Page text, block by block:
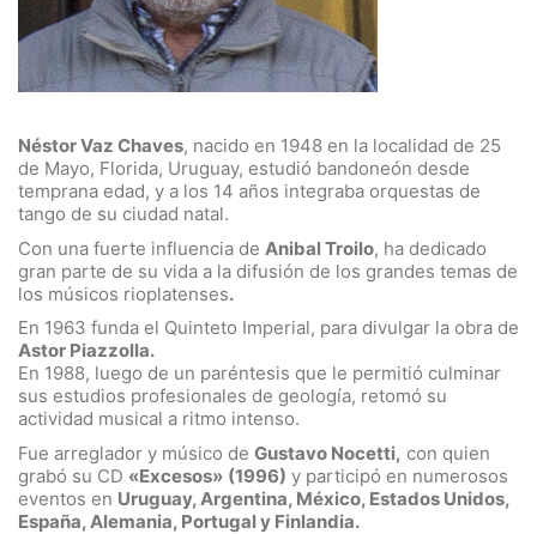
Néstor Vaz Chaves, nacido en 1948 en la localidad de 25
de Mayo, Florida, Uruguay, estudió bandoneón desde
temprana edad, y a los 14 años integraba orquestas de
tango de su ciudad natal.
Con una fuerte influencia de Anibal Troilo, ha dedicado
gran parte de su vida a la difusión de los grandes temas de
los músicos rioplatenses.
En 1963 funda el Quinteto Imperial, para divulgar la obra de
Astor Piazzolla.
En 1988, luego de un paréntesis que le permitió culminar
sus estudios profesionales de geología, retomó su
actividad musical a ritmo intenso.
Fue arreglador y músico de Gustavo Nocetti, con quien
grabó su CD «Excesos» (1996) y participó en numerosos
eventos en Uruguay, Argentina, México, Estados Unidos,
España, Alemania, Portugal y Finlandia.